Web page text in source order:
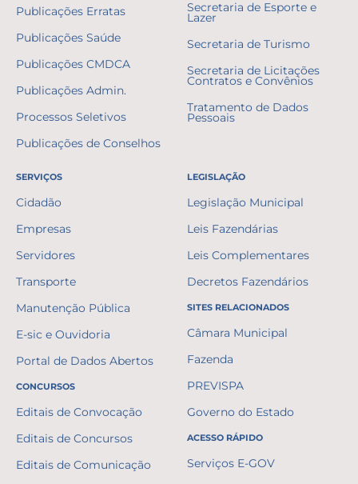
Publicações Erratas
Publicações Saúde
Publicações CMDCA
Publicações Admin.
Processos Seletivos
Publicações de Conselhos
Secretaria de Esporte e
Lazer
Secretaria de Turismo
Secretaria de Licitações
Contratos e Convênios
Tratamento de Dados
Pessoais
SERVIÇOS
Cidadão
Empresas
Servidores
Transporte
Manutenção Pública
E-sic e Ouvidoria
Portal de Dados Abertos
CONCURSOS
Editais de Convocação
Editais de Concursos
Editais de Comunicação
LEGISLAÇÃO
Legislação Municipal
Leis Fazendárias
Leis Complementares
Decretos Fazendários
SITES RELACIONADOS
Câmara Municipal
Fazenda
PREVISPA
Governo do Estado
ACESSO RÁPIDO
Serviços E-GOV